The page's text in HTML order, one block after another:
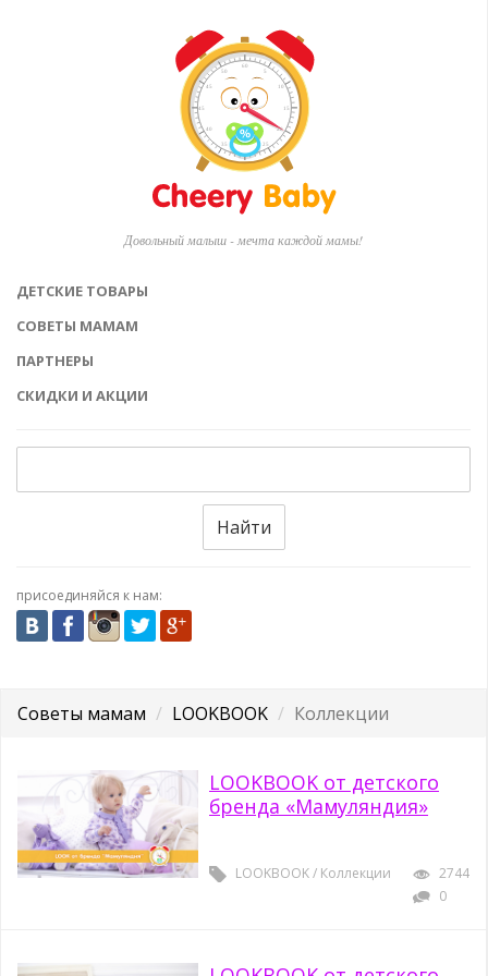
Довольный малыш - мечта каждой мамы!
ДЕТСКИЕ ТОВАРЫ
СОВЕТЫ МАМАМ
ПАРТНЕРЫ
СКИДКИ И АКЦИИ
Найти
присоединяйся к нам:
Советы мамам LOOKBOOK Коллекции
LOOKBOOK от детского
бренда «Мамуляндия»
LOOKBOOK/ Коллекции
2744
0